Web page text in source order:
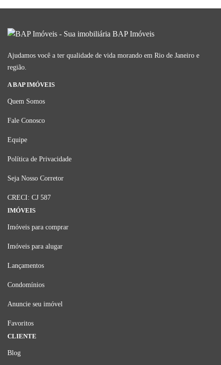
Ajudamos você a ter qualidade de vida morando em Rio de Janeiro e
região.
A BAP IMÓVEIS
Quem Somos
Fale Conosco
Equipe
Política de Privacidade
Seja Nosso Corretor
CRECI: CJ 587
IMÓVEIS
Imóveis para comprar
Imóveis para alugar
Lançamentos
Condomínios
Anuncie seu imóvel
Favoritos
CLIENTE
Blog